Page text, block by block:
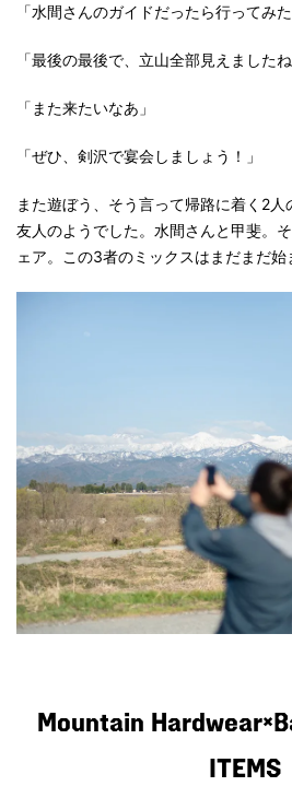
「水間さんのガイドだったら行ってみた
「最後の最後で、立山全部見えましたね
「また来たいなあ」
「ぜひ、剣沢で宴会しましょう！」
また遊ぼう、そう言って帰路に着く2
友人のようでした。水間さんと甲斐。
ェア。この3者のミックスはまだまだ始
Mountain
ITEMS